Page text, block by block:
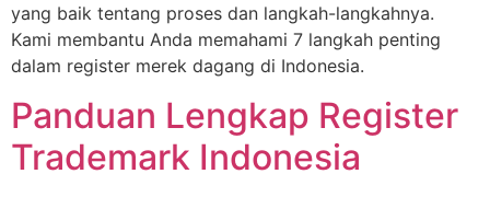
yang baik tentang proses dan langkah-langkahnya.
Kami membantu Anda memahami 7 langkah penting
dalam register merek dagang di Indonesia.
Panduan Lengkap Register
Trademark Indonesia